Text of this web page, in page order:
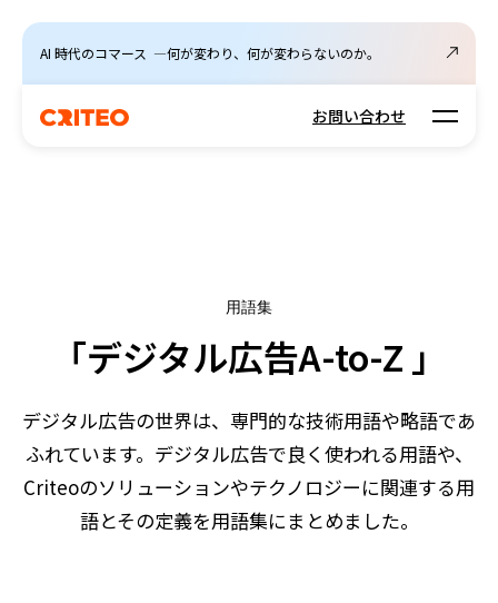
AI 時代のコマース ―何が変わり、何が変わらないのか。
お問い合わせ Open
用語集
「デジタル広告A-to-Z 」
デジタル広告の世界は、専門的な技術用語や略語であ
ふれています。デジタル広告で良く使われる用語や、
Criteoのソリューションやテクノロジーに関連する用
語とその定義を用語集にまとめました。